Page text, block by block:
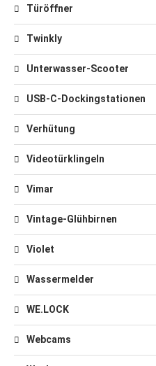
Türöffner
Twinkly
Unterwasser-Scooter
USB-C-Dockingstationen
Verhütung
Videotürklingeln
Vimar
Vintage-Glühbirnen
Violet
Wassermelder
WE.LOCK
Webcams